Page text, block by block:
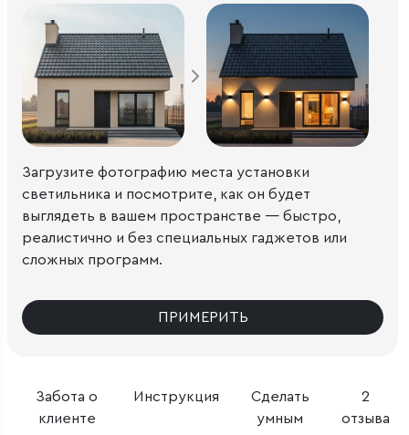
Забота о
клиенте
Инструкция
Сделать
умным
2
отзыва
Загрузите фотографию места установки
светильника и посмотрите, как он будет
выглядеть в вашем пространстве — быстро,
реалистично и без специальных гаджетов или
сложных программ.
ПРИМЕРИТЬ